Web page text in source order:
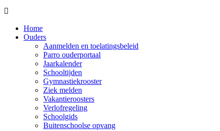

Home
Ouders
Aanmelden en toelatingsbeleid
Parro ouderportaal
Jaarkalender
Schooltijden
Gymnastiekrooster
Ziek melden
Vakantieroosters
Verlofregeling
Schoolgids
Buitenschoolse opvang